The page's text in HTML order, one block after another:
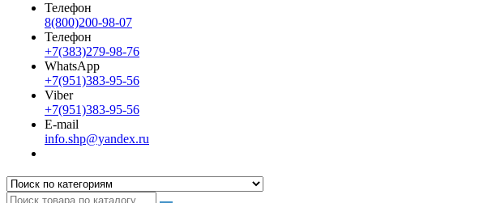
Телефон
8(800)200-98-07
Телефон
+7(383)279-98-76
WhatsApp
+7(951)383-95-56
Viber
+7(951)383-95-56
E-mail
info.shp@yandex.ru